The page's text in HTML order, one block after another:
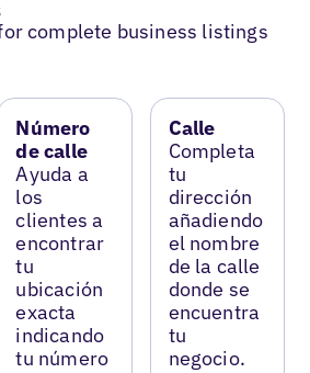
complete business listings
Número
de calle
Ayuda a
los
clientes a
encontrar
tu
ubicación
exacta
indicando
tu número
Calle
Completa
tu
dirección
añadiendo
el nombre
de la calle
donde se
encuentra
tu
negocio.